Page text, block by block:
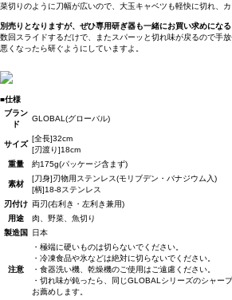
菜切りのように刀幅が広いので、大玉キャベツも軽快に切れ、
別売りとなりますが、ぜひ専用研ぎ器も一緒にお買い求めにな
数回スライドするだけで、またスパーッと切れ味が戻るので手
悪くなったら研ぐようにしていますよ。
■仕様
ブラン
ド
GLOBAL(グローバル)
サイズ
[全長]32cm
[刃渡り]18cm
重量
約175g(パッケージ含まず)
素材
[刀身]刃物用ステンレス(モリブデン・バナジウム入)
[柄]18-8ステンレス
刃付け 両刃(右利き・左利き兼用)
用途
肉、野菜、魚切り
製造国
日本
注意
・極端に硬いものは切らないでください。
・冷凍食品や氷などは絶対に切らないでください。
・食器洗い機、乾燥機のご使用はご遠慮ください。
・切れ味が鈍ったら、同じGLOBALシリーズのシャー
お薦めします。